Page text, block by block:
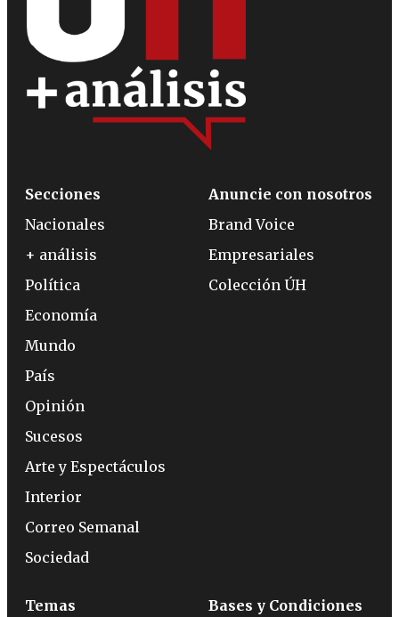
Secciones
Nacionales
+ análisis
Política
Economía
Mundo
País
Opinión
Sucesos
Arte y Espectáculos
Interior
Correo Semanal
Sociedad
Anuncie con nosotros
Brand Voice
Empresariales
Colección ÚH
Temas
Bases y Condiciones